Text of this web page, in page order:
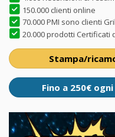
150.000 clienti online
70.000 PMI sono clienti
20.000 prodotti Certificati
Stampa/
Fino a 250€